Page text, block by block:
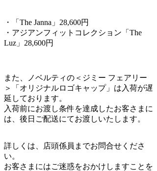
・「The Janna」28,600円
・アジアンフィットコレクション「The
Luz」28,600円
また、ノベルティの＜ジミー フェアリー
＞「オリジナルロゴキャップ」は入荷が遅
延しております。
入荷前にお渡し条件を達成したお客さまに
は、後日ご配送にてお渡しいたします。
詳しくは、店頭係員までお問合せくださ
い。
お客さまにはご迷惑をおかけしますことを